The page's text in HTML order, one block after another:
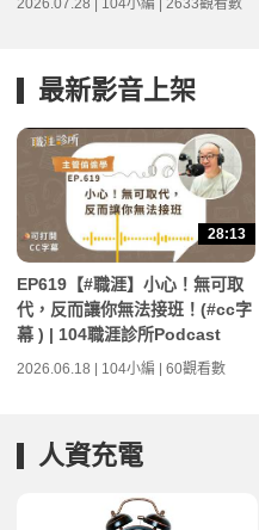
2026.07.28 | 104小編 | 2633觀看數
最新影音上架
28:13
EP619【#職涯】小心！無可取
代，反而讓你無法接班！(#cc字
幕 ) | 104職涯診所Podcast
2026.06.18 | 104小編 | 60觀看數
人資充電